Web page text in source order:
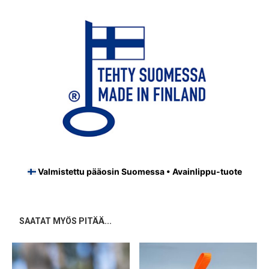
Valmistettu pääosin Suomessa • Avainlippu-tuote
SAATAT MYÖS PITÄÄ...